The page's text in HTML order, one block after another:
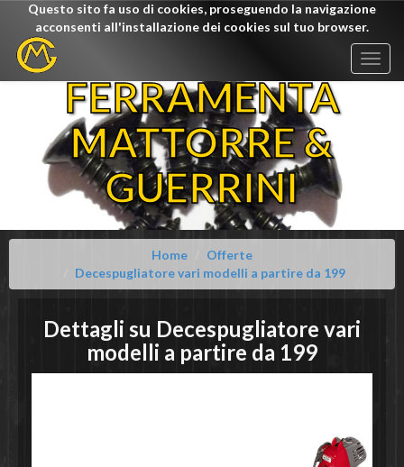
Questo sito fa uso di cookies, proseguendo la navigazione
acconsenti all'installazione dei cookies sul tuo browser.
FERRAMENTA
MATTORRE &
GUERRINI
Home
Offerte
Decespugliatore vari modelli a partire da 199
Dettagli su Decespugliatore vari
modelli a partire da 199